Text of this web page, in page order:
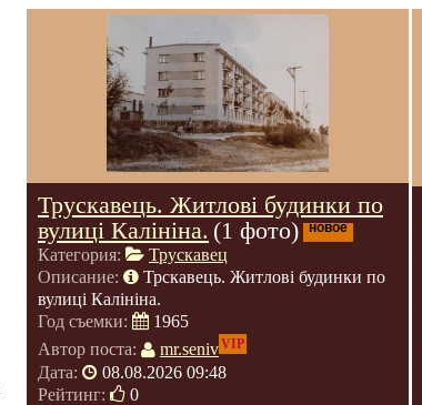
Трускавець. Житлові будинки по
вулиці Калініна. (1 фото) новое
Категория:
Трускавец
Описание:
Трскавець. Житлові будинки по
вулиці Калініна.
Год съемки:
1965
Автор поста:
mr.senivVIP
Дата:
08.08.2026 09:48
Рейтинг:
0